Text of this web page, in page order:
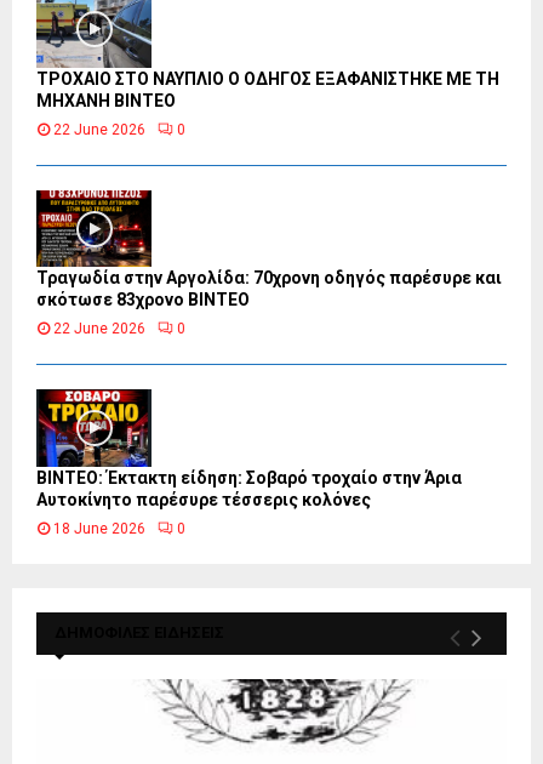
ΤΡΟΧΑΙΟ ΣΤΟ ΝΑΥΠΛΙΟ Ο ΟΔΗΓΟΣ ΕΞΑΦΑΝΙΣΤΗΚΕ ΜΕ ΤΗ
ΜΗΧΑΝΗ ΒΙΝΤΕΟ
22 June 2026 0
Τραγωδία στην Αργολίδα: 70χρονη οδηγός παρέσυρε και
σκότωσε 83χρονο ΒΙΝΤΕΟ
22 June 2026 0
ΒΙΝΤΕΟ: Έκτακτη είδηση: Σοβαρό τροχαίο στην Άρια
Αυτοκίνητο παρέσυρε τέσσερις κολόνες
18 June 2026 0